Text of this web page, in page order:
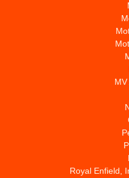
Royal Enfield,